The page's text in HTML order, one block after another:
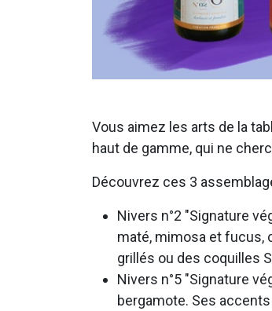
Vous aimez les arts de la
haut de gamme, qui ne
Découvrez ces 3
Nivers n°2 "Signature
maté, mimosa et fucus,
grillés ou des coquilles
Nivers n°5 "Signature
bergamote. Ses